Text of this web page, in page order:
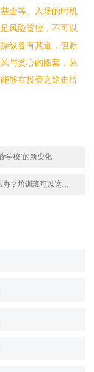
金等。入场的时机
风险管控，不可以
纵各有其道，但新
与贪心的圈套，从
够在投资之途走得
学校’的新变化
培训班可以这样选